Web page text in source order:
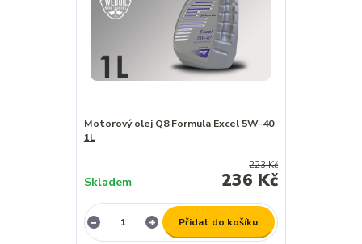
Motorový olej Q8 Formula Excel 5W-40
1L
223 Kč
236 Kč
Skladem
Přidat do košíku